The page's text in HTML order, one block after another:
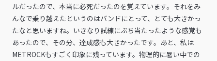
ルだったので、本当に必死だったのを覚えています。それをみ
んなで乗り越えたというのはバンドにとって、とても大きかっ
たなと思いますね。いきなり試練にぶち当たったような感覚も
あったので、その分、達成感も大きかったです。あと、私は
METROCKもすごく印象に残っています。物理的に暑い中での